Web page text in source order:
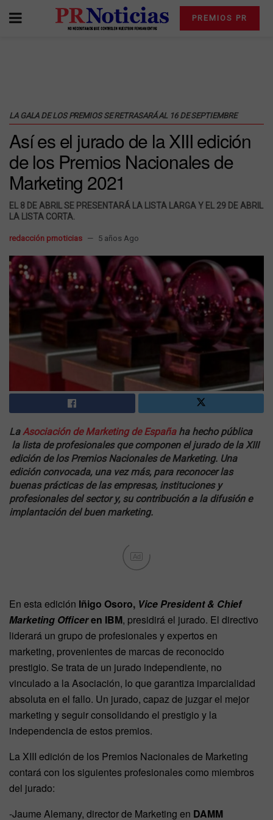
PREMIOS PR
LA GALA DE LOS PREMIOS SE RETRASARÁ AL 16 DE SEPTIEMBRE
Así es el jurado de la XIII edición
de los Premios Nacionales de
Marketing 2021
EL 8 DE ABRIL SE PRESENTARÁ LA LISTA LARGA Y EL 29 DE ABRIL
LA LISTA CORTA.
redacción prnoticias 5 años Ago
LaAsociación de Marketing de Españaha hecho pública
la lista de profesionales que componen el jurado de la XIII
edición de los Premios Nacionales de Marketing. Una
edición convocada, una vez más, para reconocer las
buenas prácticas de las empresas, instituciones y
profesionales del sector y, su contribución a la difusión e
implantación del buen marketing.
Ad
En esta edición Iñigo Osoro, Vice President & Chief
Marketing Officeren IBM, presidirá el jurado. El directivo
liderará un grupo de profesionales y expertos en
marketing, provenientes de marcas de reconocido
prestigio. Se trata de un jurado independiente, no
vinculado a la Asociación, lo que garantiza imparcialidad
absoluta en el fallo. Un jurado, capaz de juzgar el mejor
marketing y seguir consolidando el prestigio y la
independencia de estos premios.
La XIII edición de los Premios Nacionales de Marketing
contará con los siguientes profesionales como miembros
del jurado:
-Jaume Alemany, director de Marketing en DAMM